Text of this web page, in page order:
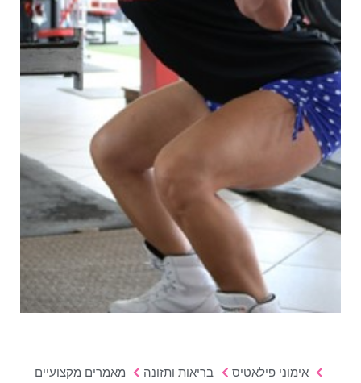
אימוני פילאטיס בריאות ותזונה
מאמרים מקצועיים